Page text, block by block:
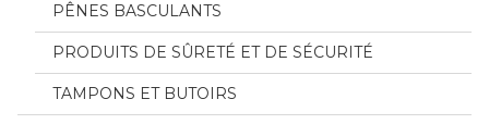
PÊNES BASCULANTS
PRODUITS DE SÛRETÉ ET DE SÉCURITÉ
TAMPONS ET BUTOIRS